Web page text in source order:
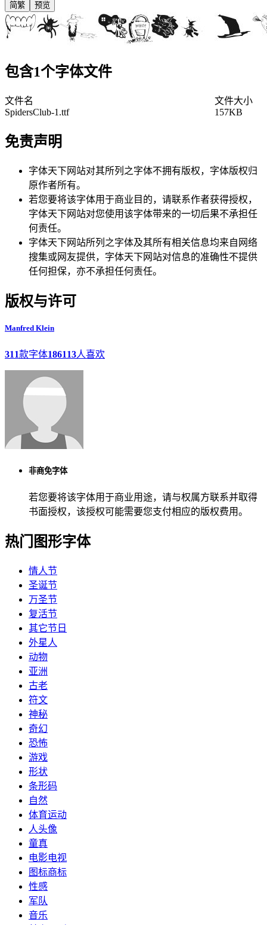
简繁 预览
包含1个字体文件
文件名
文件大小
SpidersClub-1.ttf
157KB
免责声明
字体天下网站对其所列之字体不拥有版权，字体版权归
原作者所有。
若您要将该字体用于商业目的，请联系作者获得授权，
字体天下网站对您使用该字体带来的一切后果不承担任
何责任。
字体天下网站所列之字体及其所有相关信息均来自网络
搜集或网友提供，字体天下网站对信息的准确性不提供
任何担保，亦不承担任何责任。
版权与许可
Manfred Klein
311款字体186113人喜欢
非商免字体
若您要将该字体用于商业用途，请与权属方联系并取得
书面授权，该授权可能需要您支付相应的版权费用。
热门图形字体
情人节
圣诞节
万圣节
复活节
其它节日
外星人
动物
亚洲
古老
符文
神秘
奇幻
恐怖
游戏
形状
条形码
自然
体育运动
人头像
童真
电影电视
图标商标
性感
军队
音乐